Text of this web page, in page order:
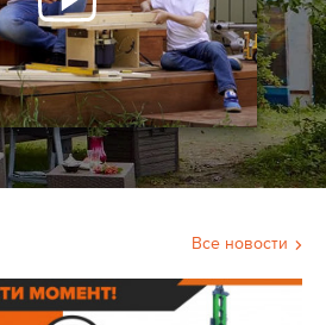
Все новости